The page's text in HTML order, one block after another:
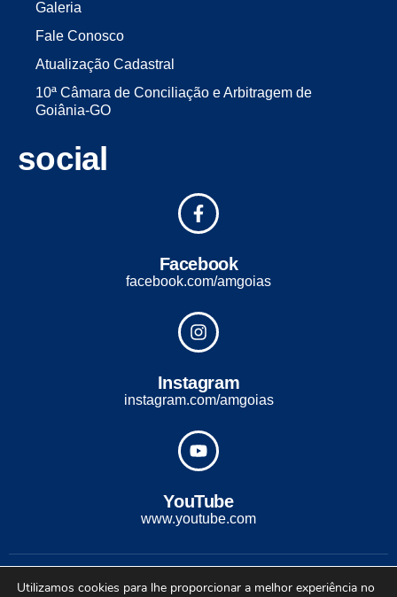
Galeria
Fale Conosco
Atualização Cadastral
10ª Câmara de Conciliação e Arbitragem de
Goiânia-GO
social
Facebook
facebook.com/amgoias
Instagram
instagram.com/amgoias
YouTube
www.youtube.com
Conexão Soluções Corporativas
Utilizamos cookies para lhe proporcionar a melhor experiência no